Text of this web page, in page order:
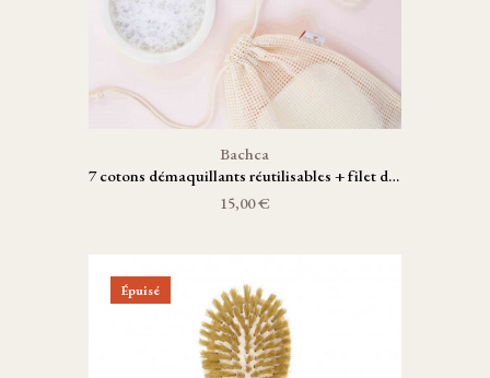
Bachca
7 cotons démaquillants réutilisables + filet de lavage
15,00 €
Épuisé